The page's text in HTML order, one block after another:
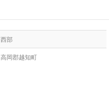
西部
高岡郡越知町